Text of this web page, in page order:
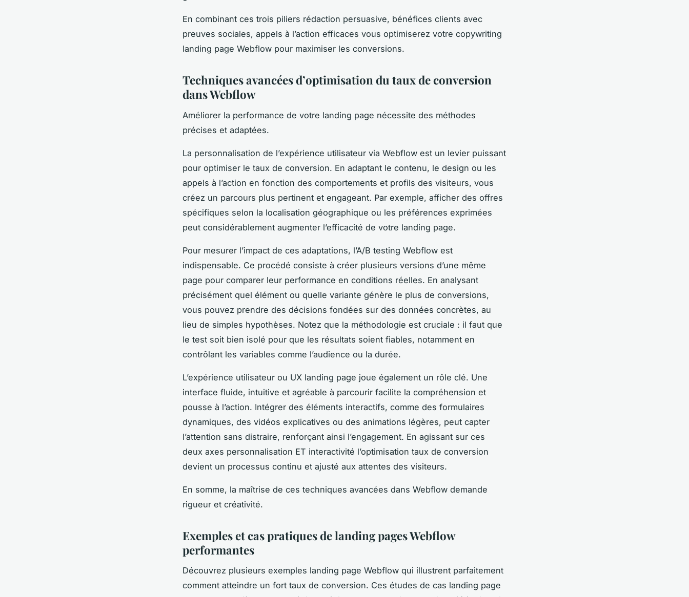
En combinant ces trois piliers rédaction persuasive, bénéfices clients avec
preuves sociales, appels à l’action efficaces vous optimiserez votre copywriting
landing page Webflow pour maximiser les conversions.
Techniques avancées d’optimisation du taux de conversion
dans Webflow
Améliorer la performance de votre landing page nécessite des méthodes
précises et adaptées.
La personnalisation de l’expérience utilisateur via Webflow est un levier puissant
pour optimiser le taux de conversion. En adaptant le contenu, le design ou les
appels à l’action en fonction des comportements et profils des visiteurs, vous
créez un parcours plus pertinent et engageant. Par exemple, afficher des offres
spécifiques selon la localisation géographique ou les préférences exprimées
peut considérablement augmenter l’efficacité de votre landing page.
Pour mesurer l’impact de ces adaptations, l’A/B testing Webflow est
indispensable. Ce procédé consiste à créer plusieurs versions d’une même
page pour comparer leur performance en conditions réelles. En analysant
précisément quel élément ou quelle variante génère le plus de conversions,
vous pouvez prendre des décisions fondées sur des données concrètes, au
lieu de simples hypothèses. Notez que la méthodologie est cruciale : il faut que
le test soit bien isolé pour que les résultats soient fiables, notamment en
contrôlant les variables comme l’audience ou la durée.
L’expérience utilisateur ou UX landing page joue également un rôle clé. Une
interface fluide, intuitive et agréable à parcourir facilite la compréhension et
pousse à l’action. Intégrer des éléments interactifs, comme des formulaires
dynamiques, des vidéos explicatives ou des animations légères, peut capter
l’attention sans distraire, renforçant ainsi l’engagement. En agissant sur ces
deux axes personnalisation ET interactivité l’optimisation taux de conversion
devient un processus continu et ajusté aux attentes des visiteurs.
En somme, la maîtrise de ces techniques avancées dans Webflow demande
rigueur et créativité.
Exemples et cas pratiques de landing pages Webflow
performantes
Découvrez plusieurs exemples landing page Webflow qui illustrent parfaitement
comment atteindre un fort taux de conversion. Ces études de cas landing page